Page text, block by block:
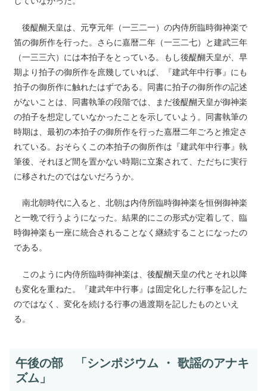
後醍醐天皇は、元亨元年（一三二一）の内侍所臨時御神楽で
笛の御所作を行った。さらに嘉暦二年（一三二七）と建武三年
（一三三六）には本拍子をとっている。もし後醍醐天皇が、早
期より拍子の御所作を庶幾していれば、『建武年中行事』にも
拍子の御所作に触れたはずである。同書に拍子の御所作の記述
がないことは、同書執筆の段階では、まだ後醍醐天皇が御神楽
の拍子を想定していなかったことを示していよう。同書執筆の
時期は、最初の本拍子の御所作を行った嘉暦二年ごろと推定さ
れている。おそらくこの本拍子の御所作は『建武年中行事』執
筆後、それほど間を置かない時期に立案されて、ただちに実行
に移されたのではないだろうか。
南北朝時代に入ると、北朝は内侍所臨時御神楽を恒例御神楽
と一晩で行うようになった。結果的にこの形式が定着して、臨
時御神楽も一座に統合されることなく継続することになったの
である。
このように内侍所臨時御神楽は、後醍醐天皇の代とそれ以降
も変化を重ねた。『建武年中行事』は固定化した行事を記した
のではなく、変化を続ける行事の過渡期を記したものといえ
る。
午後の部 「シンポジウム ・ 歌謡のアナキ
ズム」